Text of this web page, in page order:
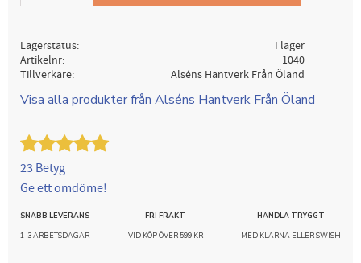
Lagerstatus
I lager
Artikelnr
1040
Tillverkare
Alséns Hantverk Från Öland
Visa alla produkter från Alséns Hantverk Från Öland
23 Betyg
Ge ett omdöme!
SNABB LEVERANS
1-3 ARBETSDAGAR
FRI FRAKT
VID KÖP ÖVER 599 KR
HANDLA TRYGGT
MED KLARNA ELLER SWISH